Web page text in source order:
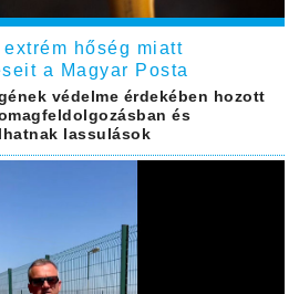
hőség miatt
a Magyar Posta
védelme érdekében hozott
és
lassulások